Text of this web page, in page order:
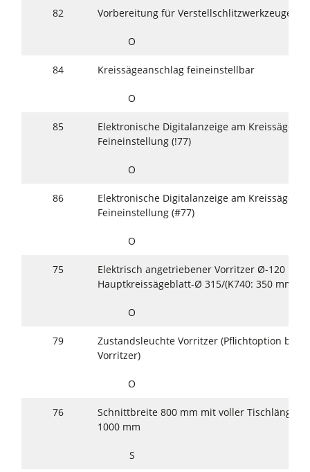
82 Vorbereitung für Verstellschlitzwerkzeuge
O
84 Kreissägeanschlag feineinstellbar
O
85
Elektronische Digitalanzeige am
Feineinstellung (!77)
O
86
Elektronische Digitalanzeige am
Feineinstellung (#77)
O
75
Elektrisch angetriebener Vorritzer Ø-120 mm
Hauptkreissägeblatt-Ø 315/(K740: 350 mm)
O
79
Zustandsleuchte Vorritzer (Pflichtoption bei
Vorritzer)
O
76
Schnittbreite 800 mm mit voller Tischlänge,
1000 mm
S